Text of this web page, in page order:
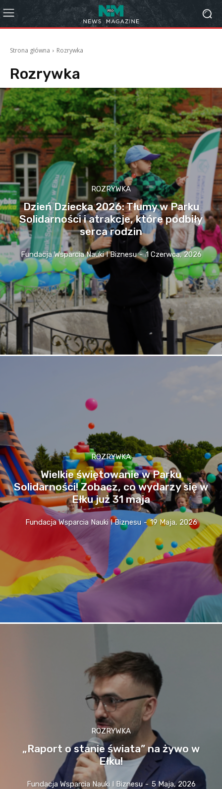
Strona główna Rozrywka
Rozrywka
ROZRYWKA
Dzień Dziecka 2026: Tłumy w Parku
Solidarności i atrakcje, które podbiły
serca rodzin
Fundacja Wsparcia Nauki I Biznesu - 1 Czerwca, 2026
ROZRYWKA
Wielkie świętowanie w Parku
Solidarności! Zobacz, co wydarzy się w
Ełku już 31 maja
Fundacja Wsparcia Nauki I Biznesu - 19 Maja, 2026
ROZRYWKA
„Raport o stanie świata” na żywo w
Ełku!
Fundacja Wsparcia Nauki I Biznesu - 5 Maja, 2026